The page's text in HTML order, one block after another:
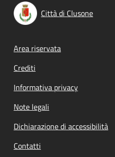
Città di Clusone
Footer menu
Area riservata
Crediti
Informativa privacy
Note legali
Dichiarazione di accessibilità
Contatti